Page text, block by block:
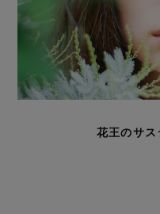
花王のサス